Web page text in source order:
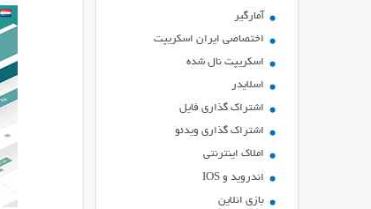
آمارگیر
اختصاصی ایران اسکریپت
اسکریپت نال شده
اسلایدر
اشتراك گذاري فايل
اشتراک گذاری ویدئو
املاک اینترنتی
اندروید و IOS
بازي انلاين